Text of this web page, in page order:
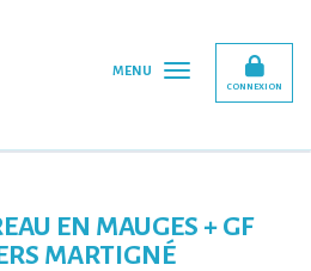
CONNEXION
MENU
EN MAUGES + GF
MARTIGNÉ